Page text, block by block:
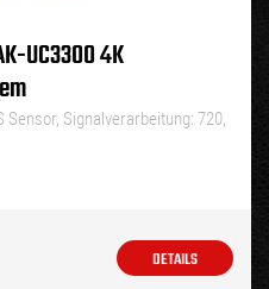
UC3300 4K
Sensor, Signalverarbeitung: 720,
DETAILS